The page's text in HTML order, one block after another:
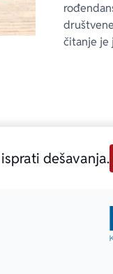
čitanje je
dešavanja.